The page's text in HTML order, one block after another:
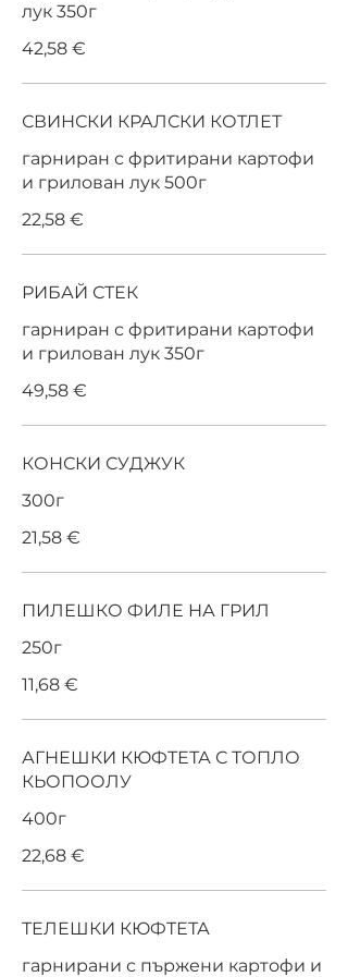
лук 350г
42,58 €
СВИНСКИ КРАЛСКИ КОТЛЕТ
гарниран с фритирани картофи
и грилован лук 500г
22,58 €
РИБАЙ СТЕК
гарниран с фритирани картофи
и грилован лук 350г
49,58 €
КОНСКИ СУДЖУК
300г
21,58 €
ПИЛЕШКО ФИЛЕ НА ГРИЛ
250г
11,68 €
АГНЕШКИ КЮФТЕТА С ТОПЛО
КЬОПООЛУ
400г
22,68 €
ТЕЛЕШКИ КЮФТЕТА
гарнирани с пържени картофи и